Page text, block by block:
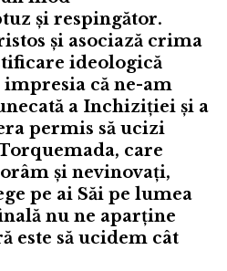
și respingător.
și asociază crima
ideologică
că ne-am
a Inchiziției și a
permis să ucizi
care
și nevinovați,
pe ai Săi pe lumea
nu ne aparține
este să ucidem cât